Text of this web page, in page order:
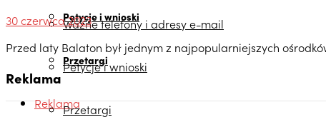
Petycje i wnioski
Przetargi
Reklama
Ważne telefony i adresy e-mail
Petycje i wnioski
Przetargi
30 czerwca 2023
Przed laty Balaton był jednym z najpopularniejszych
Reklama